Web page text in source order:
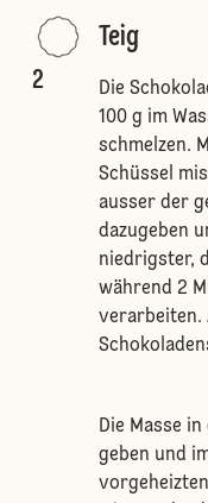
2
Teig
Die
100 g im
schmelzen.
Schüssel
ausser der
dazugeben
niedrigster,
während 2
verarbeiten.
Die Masse
geben und